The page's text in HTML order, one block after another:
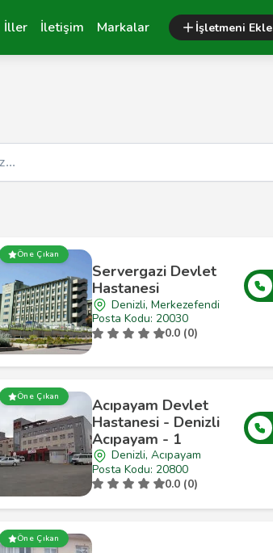
İller İletişim Markalar İşletmeni Ekle
Öne Çıkan
Servergazi Devlet
Hastanesi
Denizli, Merkezefendi
Posta Kodu: 20030
0.0 (0)
Öne Çıkan
Acıpayam Devlet
Hastanesi - Denizli
Acıpayam - 1
Denizli, Acıpayam
Posta Kodu: 20800
0.0 (0)
Öne Çıkan